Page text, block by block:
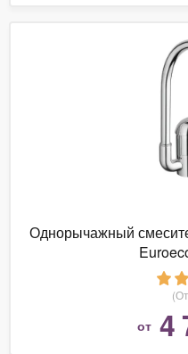
Однорычажный
от 4